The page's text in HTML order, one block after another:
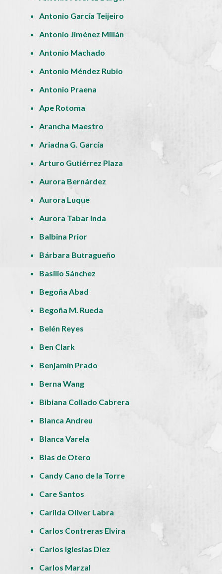
Antonio García Teijeiro
Antonio Jiménez Millán
Antonio Machado
Antonio Méndez Rubio
Antonio Praena
Ape Rotoma
Arancha Maestro
Ariadna G. García
Arturo Gutiérrez Plaza
Aurora Bernárdez
Aurora Luque
Aurora Tabar Inda
Balbina Prior
Bárbara Butragueño
Basilio Sánchez
Begoña Abad
Begoña M. Rueda
Belén Reyes
Ben Clark
Benjamín Prado
Berna Wang
Bibiana Collado Cabrera
Blanca Andreu
Blanca Varela
Blas de Otero
Candy Cano de la Torre
Care Santos
Carilda Oliver Labra
Carlos Contreras Elvira
Carlos Iglesias Díez
Carlos Marzal